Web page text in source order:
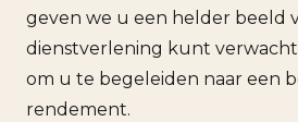
geven we u een helder beeld
dienstverlening kunt
om u te begeleiden naar een
rendement.